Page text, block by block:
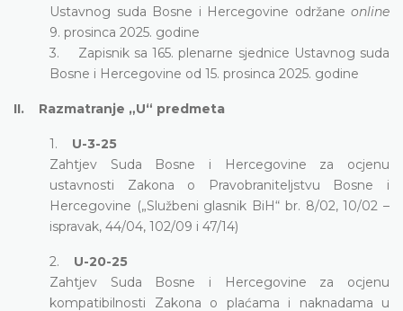
Ustavnog suda Bosne i Hercegovine održane online
9. prosinca 2025. godine
3. Zapisnik sa 165. plenarne sjednice Ustavnog suda
Bosne i Hercegovine od 15. prosinca 2025. godine
II. Razmatranje „U“ predmeta
1. U-3-25
Zahtjev Suda Bosne i Hercegovine za ocjenu
ustavnosti Zakona o Pravobraniteljstvu Bosne i
Hercegovine („Službeni glasnik BiH“ br. 8/02, 10/02 –
ispravak, 44/04, 102/09 i 47/14)
2. U-20-25
Zahtjev Suda Bosne i Hercegovine za ocjenu
kompatibilnosti Zakona o plaćama i naknadama u